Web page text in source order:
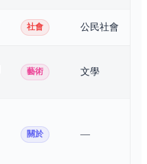
社會 公民社會
藝術 文學
關於 —